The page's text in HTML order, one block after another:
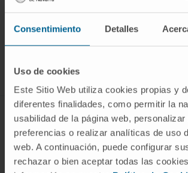
Consentimiento Detalles
Uso de cookies
Este Sitio Web utiliza cookies propias y
diferentes finalidades, como permitir la
usabilidad de la página web, personalizar
preferencias o realizar analíticas de uso
web. A continuación, puede configurar
rechazar o bien aceptar todas las
ABOUT CIMA
Who we are
Research Center of the Clinica